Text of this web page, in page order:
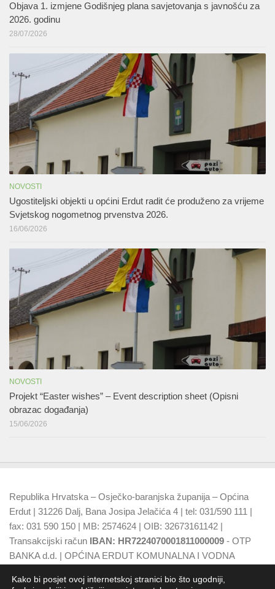
Objava 1. izmjene Godišnjeg plana savjetovanja s javnošću za
2026. godinu
28/07/2026
NOVOSTI
Ugostiteljski objekti u općini Erdut radit će produženo za vrijeme
Svjetskog nogometnog prvenstva 2026.
16/06/2026
NOVOSTI
Projekt “Easter wishes” – Event description sheet (Opisni
obrazac događanja)
15/06/2026
Republika Hrvatska – Osječko-baranjska županija – Općina
Erdut | 31226 Dalj, Bana Josipa Jelačića 4 | tel: 031/590 111 |
fax: 031 590 150 | MB: 2574624 | OIB: 32673161142 |
Transakcijski račun IBAN: HR7224070001811000009 - OTP
BANKA d.d. | OPĆINA ERDUT KOMUNALNA I VODNA
d.d.
Kako bi posjet ovoj internetskoj stranici bio što ugodniji,